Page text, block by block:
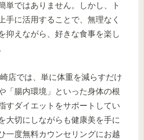
単ではありません。しかし、ト
手に活用することで、無理なく
抑えながら、好きな食事を楽し
店では、単に体重を減らすだけ
「腸内環境」といった身体の根
すダイエットをサポートしてい
大切にしながらも健康美を手に
一度無料カウンセリングにお越